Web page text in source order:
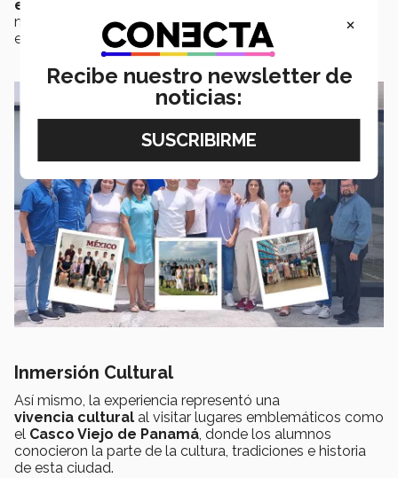
empresarios
negocios enfocadas en las cadenas de suministro,
exportación, logística, transportación aérea y marítima.
Inmersión Cultural
Así mismo, la experiencia representó una
vivencia cultural al visitar lugares emblemáticos como
el Casco Viejo de Panamá, donde los alumnos
conocieron la parte de la cultura, tradiciones e historia
de esta ciudad.
×
Recibe nuestro newsletter de
noticias: